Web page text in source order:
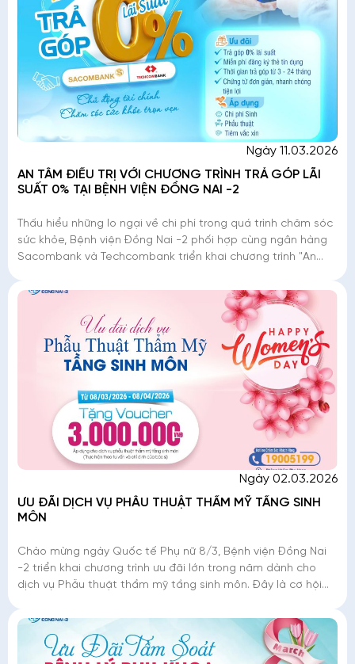
Ngày 11.03.2026
AN TÂM ĐIỀU TRỊ VỚI CHƯƠNG TRÌNH TRẢ GÓP LÃI
SUẤT 0% TẠI BỆNH VIỆN ĐỒNG NAI -2
Thấu hiểu những lo ngại về chi phí trong quá trình chăm sóc
sức khỏe, Bệnh viện Đồng Nai -2 phối hợp cùng ngân hàng
Sacombank và Techcombank triển khai chương trình "An
Ngày 02.03.2026
ƯU ĐÃI DỊCH VỤ PHẪU THUẬT THẨM MỸ TẦNG SINH
MÔN
Chào mừng ngày Quốc tế Phụ nữ 8/3, Bệnh viện Đồng Nai
-2 triển khai chương trình ưu đãi lớn trong năm dành cho
dịch vụ Phẫu thuật thẩm mỹ tầng sinh môn. Đây là cơ hội